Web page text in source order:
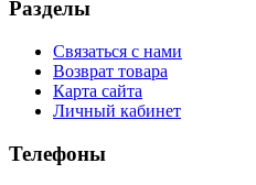
Разделы
Связаться с нами
Возврат товара
Карта сайта
Личный кабинет
Телефоны